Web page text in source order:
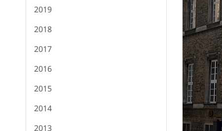
2019
2018
2017
2016
2015
2014
2013